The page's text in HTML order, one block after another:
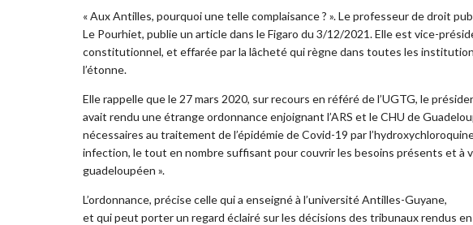
« Aux Antilles, pourquoi une telle complaisance ? ». Le professeur de droit
Le Pourhiet, publie un article dans le Figaro du 3/12/2021. Elle est vice-
constitutionnel, et effarée par la lâcheté qui règne dans toutes les
l’étonne.
Elle rappelle que le 27 mars 2020, sur recours en référé de l’UGTG, le
avait rendu une étrange ordonnance enjoignant l’ARS et le CHU de
nécessaires au traitement de l’épidémie de Covid-19 par
infection, le tout en nombre suffisant pour couvrir les besoins présents et à
guadeloupéen ».
L’ordonnance, précise celle qui a enseigné à l’université Antilles-Guyane,
et qui peut porter un regard éclairé sur les décisions des tribunaux rendus